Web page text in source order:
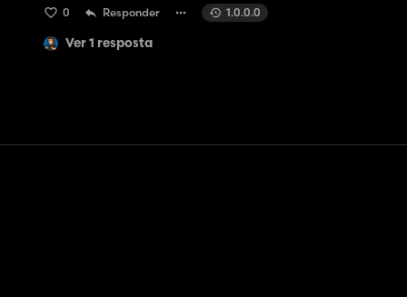
0 Responder 1.0.0.0
Ver 1 resposta